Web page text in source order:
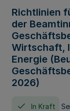
Richtlinien
der
Wirtschaft,
Energie
2026)
In Kraft